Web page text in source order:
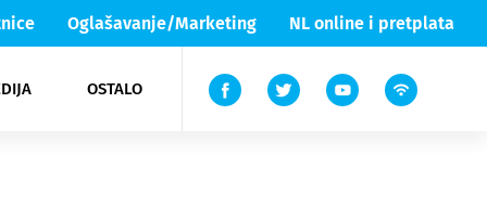
Oglašavanje/Marketing NL online i pretplata
OSTALO
Lika & Senj
TV